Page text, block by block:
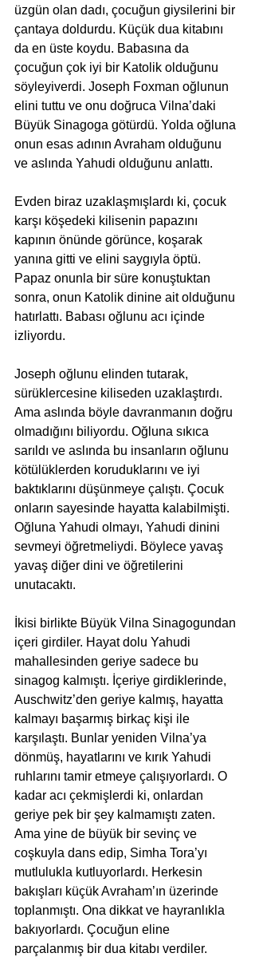
üzgün olan dadı, çocuğun giysilerini bir
çantaya doldurdu. Küçük dua kitabını
da en üste koydu. Babasına da
çocuğun çok iyi bir Katolik olduğunu
söyleyiverdi. Joseph Foxman oğlunun
elini tuttu ve onu doğruca Vilna’daki
Büyük Sinagoga götürdü. Yolda oğluna
onun esas adının Avraham olduğunu
ve aslında Yahudi olduğunu anlattı.
Evden biraz uzaklaşmışlardı ki, çocuk
karşı köşedeki kilisenin papazını
kapının önünde görünce, koşarak
yanına gitti ve elini saygıyla öptü.
Papaz onunla bir süre konuştuktan
sonra, onun Katolik dinine ait olduğunu
hatırlattı. Babası oğlunu acı içinde
izliyordu.
Joseph oğlunu elinden tutarak,
sürüklercesine kiliseden uzaklaştırdı.
Ama aslında böyle davranmanın doğru
olmadığını biliyordu. Oğluna sıkıca
sarıldı ve aslında bu insanların oğlunu
kötülüklerden koruduklarını ve iyi
baktıklarını düşünmeye çalıştı. Çocuk
onların sayesinde hayatta kalabilmişti.
Oğluna Yahudi olmayı, Yahudi dinini
sevmeyi öğretmeliydi. Böylece yavaş
yavaş diğer dini ve öğretilerini
unutacaktı.
İkisi birlikte Büyük Vilna Sinagogundan
içeri girdiler. Hayat dolu Yahudi
mahallesinden geriye sadece bu
sinagog kalmıştı. İçeriye girdiklerinde,
Auschwitz’den geriye kalmış, hayatta
kalmayı başarmış birkaç kişi ile
karşılaştı. Bunlar yeniden Vilna’ya
dönmüş, hayatlarını ve kırık Yahudi
ruhlarını tamir etmeye çalışıyorlardı. O
kadar acı çekmişlerdi ki, onlardan
geriye pek bir şey kalmamıştı zaten.
Ama yine de büyük bir sevinç ve
coşkuyla dans edip, Simha Tora’yı
mutlulukla kutluyorlardı. Herkesin
bakışları küçük Avraham’ın üzerinde
toplanmıştı. Ona dikkat ve hayranlıkla
bakıyorlardı. Çocuğun eline
parçalanmış bir dua kitabı verdiler.